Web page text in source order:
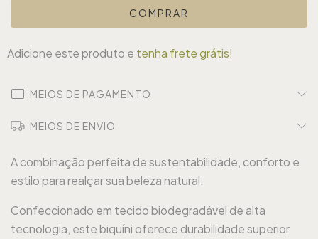
Adicione este produto e tenha frete grátis!
MEIOS DE PAGAMENTO
MEIOS DE ENVIO
A combinação perfeita de sustentabilidade, conforto e
estilo para realçar sua beleza natural.
Confeccionado em tecido biodegradável de alta
tecnologia, este biquíni oferece durabilidade superior